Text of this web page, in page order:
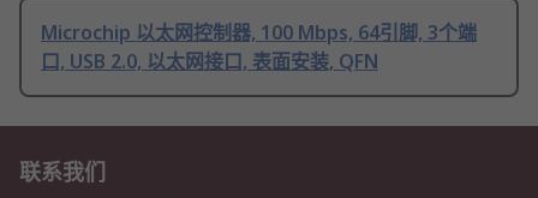
Microchip 以太网控制器, 100 Mbps, 64引脚, 3个端
口, USB 2.0, 以太网接口, 表面安装, QFN
联系我们